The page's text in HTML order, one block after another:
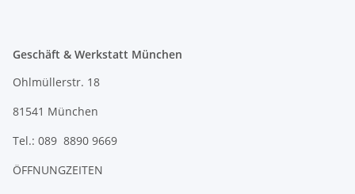
Geschäft & Werkstatt München
Ohlmüllerstr. 18
81541 München
Tel.: 089 8890 9669
ÖFFNUNGZEITEN